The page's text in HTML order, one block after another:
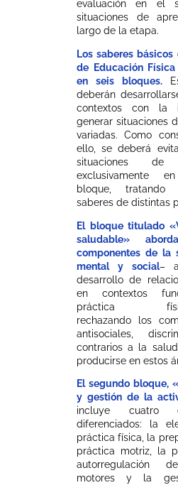
evaluación en el
situaciones de
largo de la etapa.
Los saberes
de Educación
en seis bloques.
deberán
contextos con la
generar situaciones
variadas. Como
ello, se deberá
situaciones de
exclusivamente
bloque, tratando
saberes de distintas
El bloque titulado
saludable»
componentes de la
mental y social–
desarrollo de
en contextos
práctica físico-
rechazando los
antisociales,
contrarios a la
producirse en estos
El segundo bloque,
y gestión de la
incluye cuatro
diferenciados: la
práctica física, la
práctica motriz, la
autorregulación
motores y la